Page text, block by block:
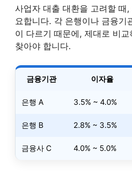
사업자 대출 대환을 고려할 때
요합니다. 각 은행이나 금융기
이 다르기 때문에, 제대로 비
찾아야 합니다.
금융기관 이자율
은행 A 3.5% ~ 4.0%
은행 B 2.8% ~ 3.5%
금융사 C 4.0% ~ 5.0%